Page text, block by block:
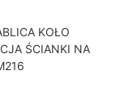
KOŁO
ŚCIANKI NA